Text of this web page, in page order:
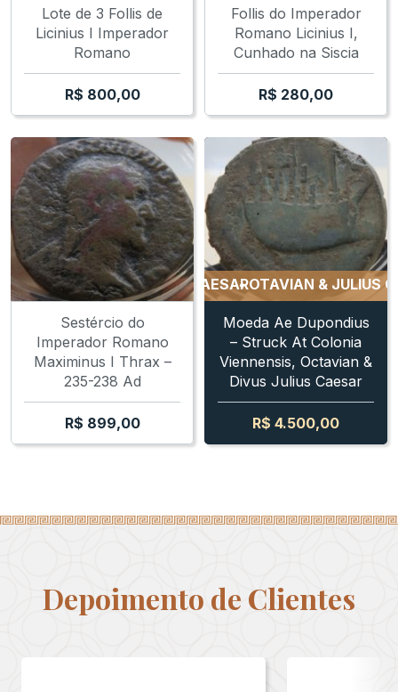
Lote de 3 Follis de
Licinius I Imperador
Romano
R$ 800,00
Follis do Imperador
Romano Licinius I,
Cunhado na Siscia
R$ 280,00
Sestércio do
Imperador Romano
Maximinus I Thrax –
235-238 Ad
R$ 899,00
OTAVIAN & JULIUS CAESAROTAVIAN & JULIUS
Moeda Ae Dupondius
– Struck At Colonia
Viennensis, Octavian &
Divus Julius Caesar
R$ 4.500,00
Depoimento de Clientes